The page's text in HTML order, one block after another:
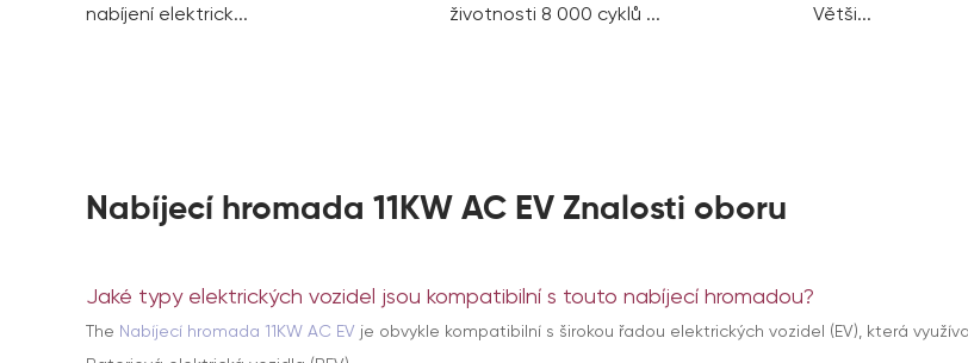
nabíjení elektrick...
životnosti 8 000 cyklů ...
Větši...
Nabíjecí hromada 11KW AC EV Znalosti oboru
Jaké typy elektrických vozidel jsou kompatibilní s touto nabíjecí hromadou?
The Nabíjecí hromada 11KW AC EV je obvykle kompatibilní s širokou řadou elektrických vozidel (EV), která